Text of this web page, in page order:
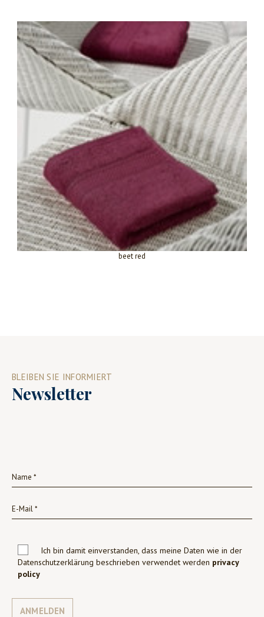
beet red
BLEIBEN SIE INFORMIERT
Newsletter
Ich bin damit einverstanden, dass meine Daten wie in der
Datenschutzerklärung beschrieben verwendet werden privacy
policy
ANMELDEN